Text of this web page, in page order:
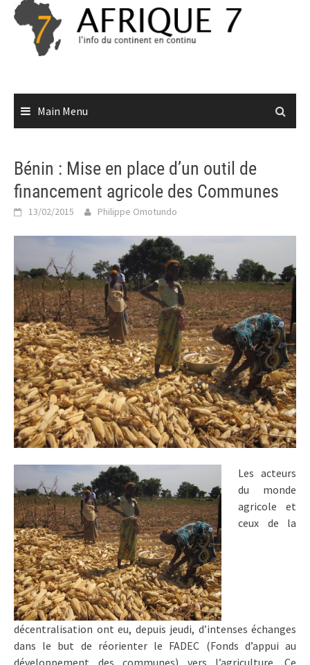
Skip
content
Main Menu
Bénin : Mise en place d’un outil de
financement agricole des Communes
13/02/2015 Philippe Omotundo
Les acteurs
du monde
agricole et
ceux de la
décentralisation ont eu, depuis jeudi, d’intenses échanges
dans le but de réorienter le FADEC (Fonds d’appui au
développement des communes) vers l’agriculture. Ce